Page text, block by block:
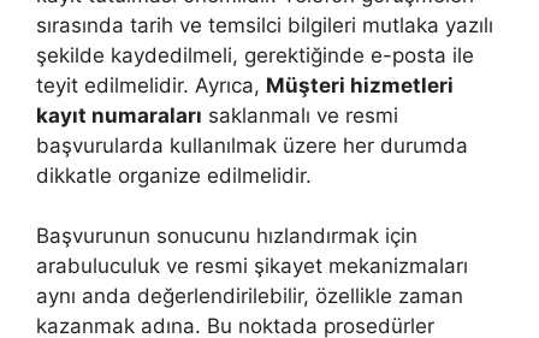
sırasında tarih ve temsilci bilgileri mutlaka yazılı
şekilde kaydedilmeli, gerektiğinde e-posta ile
teyit edilmelidir. Ayrıca, Müşteri hizmetleri
kayıt numaraları saklanmalı ve resmi
başvurularda kullanılmak üzere her durumda
dikkatle organize edilmelidir.
Başvurunun sonucunu hızlandırmak için
arabuluculuk ve resmi şikayet mekanizmaları
aynı anda değerlendirilebilir, özellikle zaman
kazanmak adına. Bu noktada prosedürler